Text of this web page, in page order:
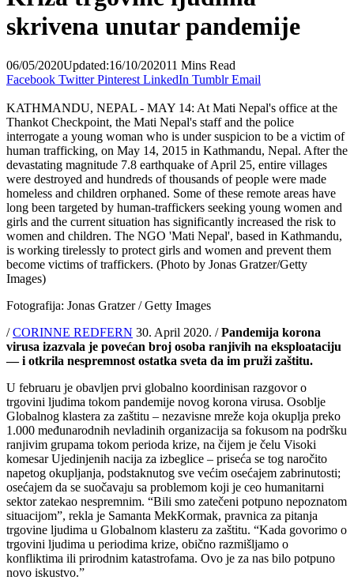
skrivena unutar pandemije
06/05/2020Updated:16/10/202011 Mins Read
Facebook Twitter Pinterest LinkedIn Tumblr Email
KATHMANDU, NEPAL - MAY 14: At Mati Nepal's office at the
Thankot Checkpoint, the Mati Nepal's staff and the police
interrogate a young woman who is under suspicion to be a victim of
human trafficking, on May 14, 2015 in Kathmandu, Nepal. After the
devastating magnitude 7.8 earthquake of April 25, entire villages
were destroyed and hundreds of thousands of people were made
homeless and children orphaned. Some of these remote areas have
long been targeted by human-traffickers seeking young women and
girls and the current situation has significantly increased the risk to
women and children. The NGO 'Mati Nepal', based in Kathmandu,
is working tirelessly to protect girls and women and prevent them
become victims of traffickers. (Photo by Jonas Gratzer/Getty
Images)
Fotografija: Jonas Gratzer / Getty Images
/CORINNE REDFERN 30. April 2020. /Pandemija korona
virusa izazvala je povećan broj osoba ranjivih na eksploataciju
— i otkrila nespremnost ostatka sveta da im pruži zaštitu.
U februaru je obavljen prvi globalno koordinisan razgovor o
trgovini ljudima tokom pandemije novog korona virusa. Osoblje
Globalnog klastera za zaštitu – nezavisne mreže koja okuplja preko
1.000 međunarodnih nevladinih organizacija sa fokusom na podršku
ranjivim grupama tokom perioda krize, na čijem je čelu Visoki
komesar Ujedinjenih nacija za izbeglice – priseća se tog naročito
napetog okupljanja, podstaknutog sve većim osećajem zabrinutosti;
osećajem da se suočavaju sa problemom koji je ceo humanitarni
sektor zatekao nespremnim. “Bili smo zatečeni potpuno nepoznatom
situacijom”, rekla je Samanta MekKormak, pravnica za pitanja
trgovine ljudima u Globalnom klasteru za zaštitu. “Kada govorimo o
trgovini ljudima u periodima krize, obično razmišljamo o
konfliktima ili prirodnim katastrofama. Ovo je za nas bilo potpuno
novo iskustvo.”